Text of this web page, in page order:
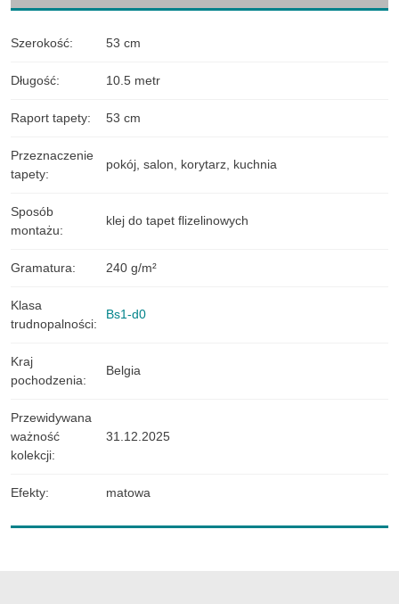
Szerokość: 53 cm
Długość: 10.5 metr
Raport tapety: 53 cm
Przeznaczenie
tapety:
pokój salon korytarz kuchnia
Sposób
montażu:
klej do tapet flizelinowych
Gramatura: 240 g/m²
Klasa
trudnopalności:
Bs1-d0
Kraj
pochodzenia:
Belgia
Przewidywana
ważność
kolekcji:
31.12.2025
Efekty: matowa